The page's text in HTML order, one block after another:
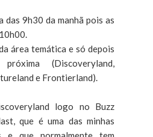
das 9h30 da manhã pois as
área temática e só depois
(Discoveryland,
e Frontierland).
logo no Buzz
que é uma das minhas